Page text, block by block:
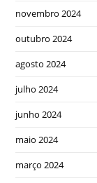
novembro 2024
outubro 2024
agosto 2024
julho 2024
junho 2024
maio 2024
março 2024